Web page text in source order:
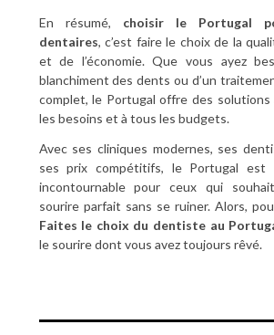
En résumé, choisir le Portugal
dentaires, c’est faire le choix de la
et de l’économie. Que vous ayez
blanchiment des dents ou d’un
complet, le Portugal offre des solutions
les besoins et à tous les budgets.
Avec ses cliniques modernes, ses
ses prix compétitifs, le Portugal est
incontournable pour ceux qui
sourire parfait sans se ruiner. Alors,
Faites le choix du dentiste au
le sourire dont vous avez toujours rêvé.